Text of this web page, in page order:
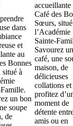
dans
et
au
Bonnes
à
un bon
soupe
de
accueillante
Café des
Sœurs,
l’Académie
Sainte-
Savourez
café, une
maison, de
délicieuses
collations et
profitez
moment de
détente
amis ou en